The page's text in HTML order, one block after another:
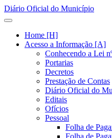
Diário Oficial do Município
Home [H]
Acesso a Informação [A]
Conhecendo a Lei
Portarias
Decretos
Prestação de Contas
Diário Oficial do
Editais
Ofícios
Pessoal
Folha de
Folha de